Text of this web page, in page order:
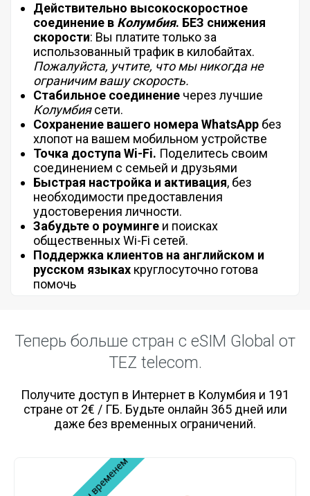
Действительно высокоскоростное
соединение в Колумбия. БЕЗ снижения
скорости: Вы платите только за
использованный трафик в килобайтах.
Пожалуйста, учтите, что мы никогда не
ограничим вашу скорость.
Стабильное соединение через лучшие
Колумбиясети.
Сохранение вашего номера WhatsApp без
хлопот на вашем мобильном устройстве
Точка доступа Wi-Fi. Поделитесь своим
соединением с семьей и друзьями
Быстрая настройка и активация, без
необходимости предоставления
удостоверения личности.
Забудьте о роуминге и поисках
общественных Wi-Fi сетей.
Поддержка клиентов на английском и
русском языках круглосуточно готова
помочь
Теперь больше стран с eSIM Global от
TEZ telecom.
Получите доступ в Интернет в Колумбия и 191
стране от 2€ / ГБ. Будьте онлайн 365 дней или
даже без временных ограничений.